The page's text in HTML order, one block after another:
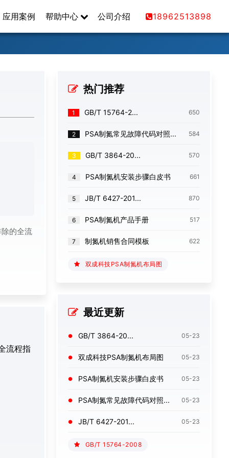
应用案例 帮助中心 公司介绍 18962513898
的全流
流程指
热门推荐
1 ‌GB/T 15764-2... 650
2 PSA制氮常见故障代码对照... 584
3 ‌GB/T 3864-20... 570
4 PSA制氮机安装步骤白皮书 661
5 JB/T 6427-201... 870
6 PSA制氮机产品手册 517
7 制氮机销售合同模板 622
双成科技PSA制氮机布局图
最近更新
‌GB/T 3864-20... 05-23
双成科技PSA制氮机布局图 05-23
PSA制氮机安装步骤白皮书 05-23
PSA制氮常见故障代码对照... 05-23
JB/T 6427-201... 05-23
‌GB/T 15764-2008